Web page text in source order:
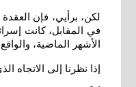
لكن، برأيي، فإن
في المقابل، كانت
الأشهر الماضية،
إذا نظرنا إلى الاتجاه